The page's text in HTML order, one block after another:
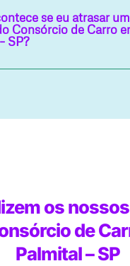
se eu atrasar
Consórcio de Carro
SP?
os
de
Palmital – SP